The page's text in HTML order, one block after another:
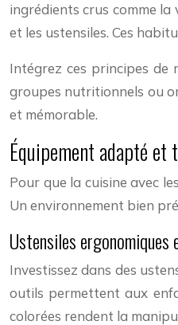
ingrédients crus comme
et les ustensiles. Ces
Intégrez ces principes de
groupes nutritionnels ou
et mémorable.
Équipement adapté
Pour que la cuisine avec
Un environnement bien
Ustensiles
Investissez dans des
outils permettent aux
colorées rendent la